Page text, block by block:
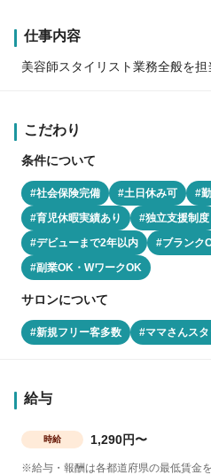
仕事内容
美容師スタイリスト業務全般を担
こだわり
条件について
#社会保険完備 #土日休み可
#
#育児休暇実績あり
#独立支援制度
#デビューまで2年以内
#ブランク
#副業OK・WワークOK
サロンについて
#新規フリー客多数 #ママさんス
給与
時給 1,290円〜
※給与・報酬は各都道府県の最低賃金